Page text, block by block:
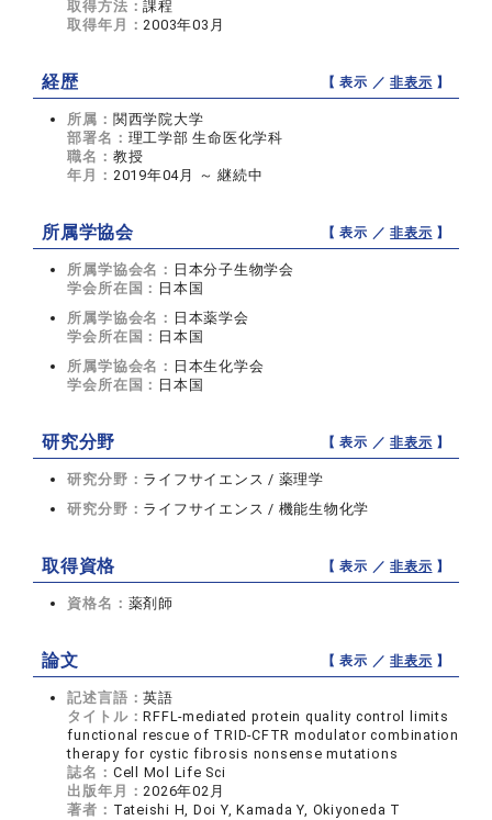
取得方法：課程
取得年月：2003年03月
経歴 【 表示 ／非表示 】
所属： 関西学院大学
部署名： 理工学部 生命医化学科
職名： 教授
年月： 2019年04月 ～ 継続中
所属学協会 【 表示 ／非表示 】
所属学協会名： 日本分子生物学会
学会所在国： 日本国
所属学協会名： 日本薬学会
学会所在国： 日本国
所属学協会名： 日本生化学会
学会所在国： 日本国
研究分野 【 表示 ／非表示 】
研究分野： ライフサイエンス / 薬理学
研究分野： ライフサイエンス / 機能生物化学
取得資格 【 表示 ／非表示 】
資格名： 薬剤師
論文 【 表示 ／非表示 】
記述言語：英語
タイトル：RFFL-mediated protein quality control limits
functional rescue of TRID-CFTR modulator combination
therapy for cystic fibrosis nonsense mutations
誌名： Cell Mol Life Sci
出版年月：2026年02月
著者： Tateishi H, Doi Y, Kamada Y, Okiyoneda T